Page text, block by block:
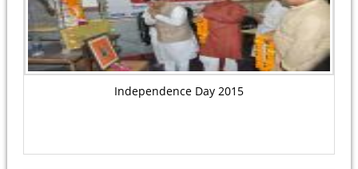
Independence Day 2015